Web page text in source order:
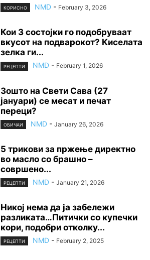
КОРИСНО NMD - February 3, 2026
Кои 3 состојки го подобруваат
вкусот на подварокот? Киселата
зелка ги...
РЕЦЕПТИ NMD - February 1, 2026
Зошто на Свети Сава (27
јануари) се месат и печат
переци?
ОБИЧАИ NMD - January 26, 2026
5 трикови за пржење директно
во масло со брашно –
совршено...
РЕЦЕПТИ NMD - January 21, 2026
Никој нема да ја забележи
разликата…Питички со купечки
кори, подобри отколку...
РЕЦЕПТИ NMD - February 2, 2025